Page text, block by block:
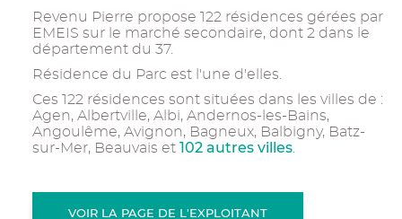
Revenu Pierre propose 122 résidences gérées par
EMEIS sur le marché secondaire, dont 2 dans le
département du 37.
Résidence du Parc est l'une d'elles.
Ces 122 résidences sont situées dans les villes de :
Agen, Albertville, Albi, Andernos-les-Bains,
Angoulême, Avignon, Bagneux, Balbigny, Batz-
sur-Mer, Beauvais et 102 autres villes
VOIR LA PAGE DE L'EXPLOITANT